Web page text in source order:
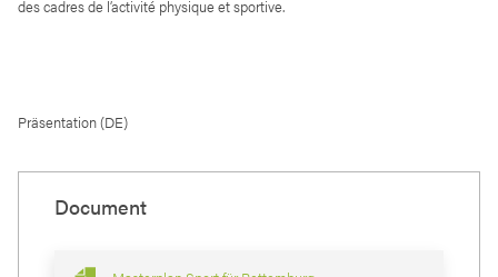
des cadres de l’activité physique et sportive.
Präsentation (DE)
Document